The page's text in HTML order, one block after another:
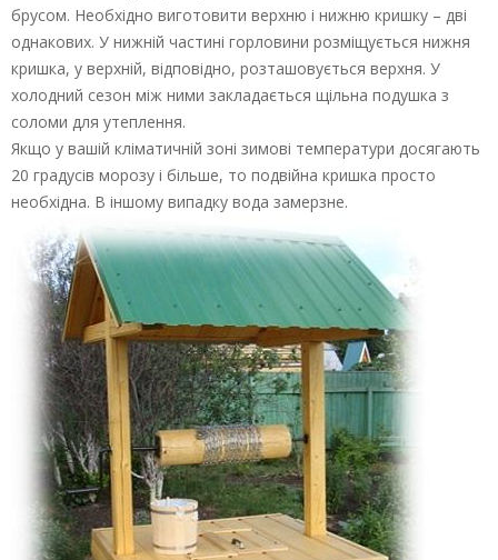
брусом. Необхідно виготовити верхню і нижню кришку – дві
однакових. У нижній частині горловини розміщується нижня
кришка, у верхній, відповідно, розташовується верхня. У
холодний сезон між ними закладається щільна подушка з
соломи для утеплення.
Якщо у вашій кліматичній зоні зимові температури досягають
20 градусів морозу і більше, то подвійна кришка просто
необхідна. В іншому випадку вода замерзне.